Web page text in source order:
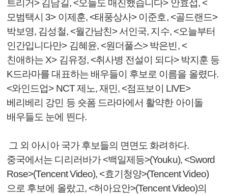
트리거> 김남길, <오늘도 매진했습니다> 안효섭, <
모범택시 3> 이제훈, <태풍상사> 이준호, <골드랜드>
박보영, 김성철, <월간남친> 서인국, 지수, <오늘부터
인간입니다만> 김혜윤, <원더풀스> 박은빈, <
친애하는 X> 김유정, <취사병 전설이 되다> 박지훈 등
K드라마를 대표하는 배우들이 후보로 이름을 올렸다.
<와인드업> NCT 제노, 재민, <점프보이 LIVE>
베리베리 강민 등 숏폼 드라마에서 활약한 아이돌
배우들도 눈에 띈다.
그 외 아시아 국가 후보들의 면면도 화려하다.
중국에서는 디리러바가 <백일제등>(Youku), <Sword
Rose>(Tencent Video), <효기청양>(Tencent Video)
으로 후보에 올랐고, <허아요안>(Tencent Video)의